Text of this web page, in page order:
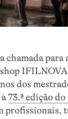
para
dos
73.ª edição
profissionais,